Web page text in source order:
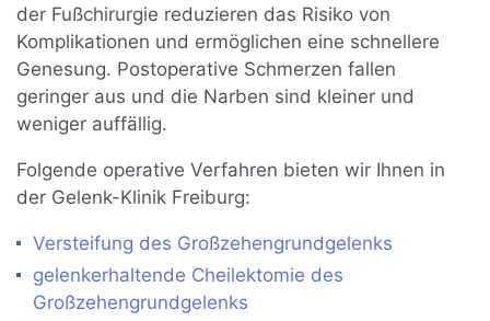
der Fußchirurgie reduzieren das Risiko von
Komplikationen und ermöglichen eine schnellere
Genesung. Postoperative Schmerzen fallen
geringer aus und die Narben sind kleiner und
weniger auffällig.
Folgende operative Verfahren bieten wir Ihnen in
der Gelenk-Klinik Freiburg:
Versteifung des Großzehengrundgelenks
gelenkerhaltende Cheilektomie des
Großzehengrundgelenks